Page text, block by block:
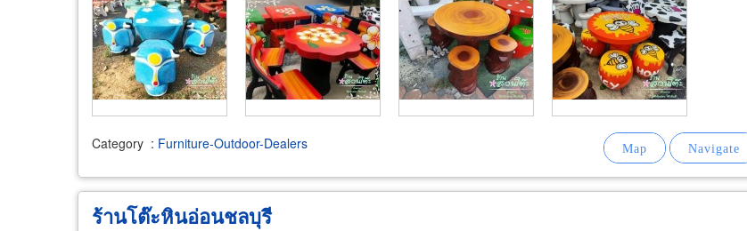
Category : Furniture-Outdoor-Dealers
ร้านโต๊ะหินอ่อนชลบุรี